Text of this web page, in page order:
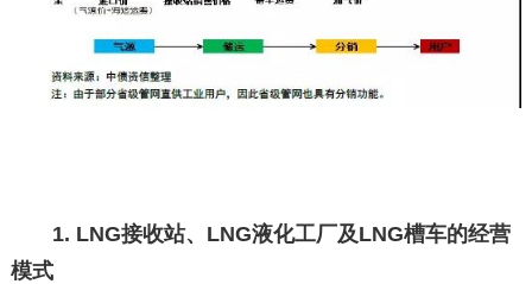
1. LNG接收站、LNG液化工厂及LNG槽车的经营
模式